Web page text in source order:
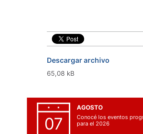
Descargar archivo
65,08 kB
07
AGOSTO
Conocé los eventos
para el 2026